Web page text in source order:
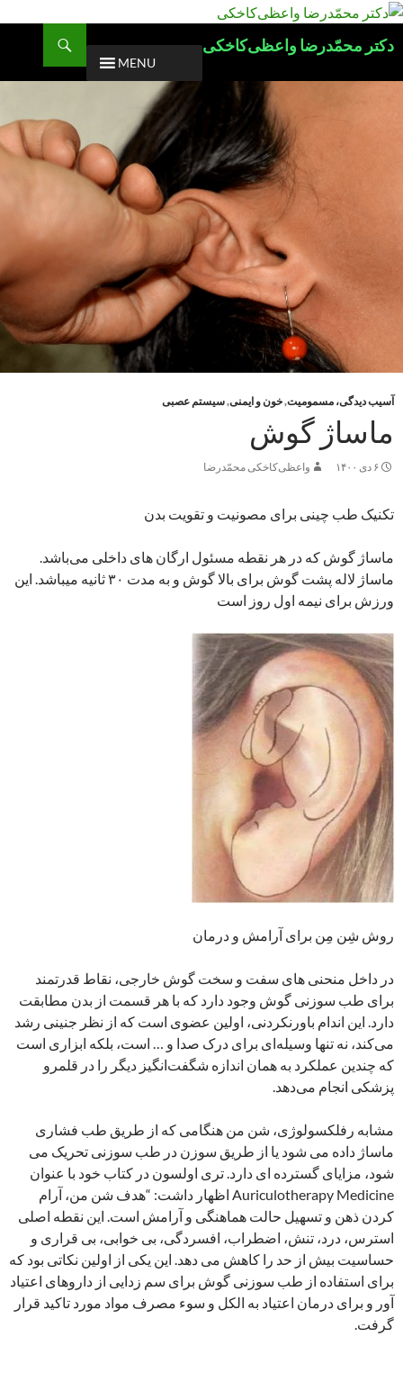
Skip
content
دکتر محمّدرضا واعظی‌کاخکی
MENU
آسیب دیدگی، مسمومیت,خون و ایمنی,سیستم عصبی
ماساژ گوش
۶ دی ۱۴۰۰ واعظی‌كاخكی محمّدرضا
تکنیک طب چینی برای مصونیت و تقویت بدن
ماساژ گوش که در هر نقطه مسئول ارگان های داخلی می‌باشد.
ماساژ لاله پشت گوش برای بالا گوش و به مدت ۳۰ ثانیه میباشد. این
ورزش برای نیمه اول روز است
روش شِن مِن برای آرامش و درمان
در داخل منحنی های سفت و سخت گوش خارجی، نقاط قدرتمند
برای طب سوزنی گوش وجود دارد که با هر قسمت از بدن مطابقت
دارد. این اندام باورنکردنی، اولین عضوی است که از نظر جنینی رشد
می‌کند، نه تنها وسیله‌ای برای درک صدا و … است، بلکه ابزاری است
که چندین عملکرد به همان اندازه شگفت‌انگیز دیگر را در قلمرو
پزشکی انجام می‌دهد.
مشابه رفلکسولوژی، شن من هنگامی که از طریق طب فشاری
ماساژ داده می شود یا از طریق سوزن در طب سوزنی تحریک می
شود، مزایای گسترده ای دارد. تری اولسون در کتاب خود با عنوان
Auriculotherapy Medicine اظهار داشت: “هدف شن من، آرام
کردن ذهن و تسهیل حالت هماهنگی و آرامش است. این نقطه اصلی
استرس، درد، تنش، اضطراب، افسردگی، بی خوابی، بی قراری و
حساسیت بیش از حد را کاهش می دهد. این یکی از اولین نکاتی بود که
برای استفاده از طب سوزنی گوش برای سم زدایی از داروهای اعتیاد
آور و برای درمان اعتیاد به الکل و سوء مصرف مواد مورد تاکید قرار
گرفت.